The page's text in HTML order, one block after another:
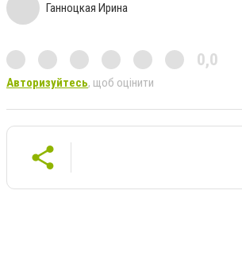
Ганноцкая Ирина
0,0
Авторизуйтесь, щоб оцінити